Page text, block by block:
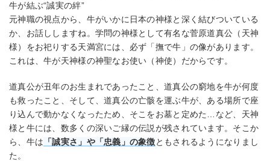
牛が結ぶ“誠実の絆”
元神職の視点から、牛がいかに日本の神様と深く結びついている
か、お話ししますね。学問の神様として有名な菅原道真公（天神
様）をお祀りする天満宮には、必ず「撫で牛」の像があります。
これは、牛が天神様の神聖なお使い（神使）だからです。
道真公が丑年のお生まれであったこと、道真公の窮地を牛が何度
も救ったこと、そして、道真公の亡骸を運ぶ牛が、ある場所で座
り込んで動かなくなったため、そこをお墓と定めた…など、天神
様と牛には、数多くの深いご縁の伝説が残されています。そこか
ら、牛は 「誠実さ」や「忠義」の象徴ともされるようになりまし
た。